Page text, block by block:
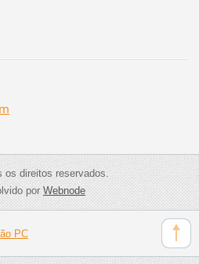
os direitos reservados.
porWebnode
PC